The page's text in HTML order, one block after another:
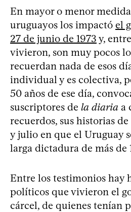
En mayor o menor
uruguayos los impactó el
27 de junio de 1973 y,
vivieron, son muy pocos
recuerdan nada de esos
individual y es colectiva,
50 años de ese día,
suscriptores de la diaria a
recuerdos, sus historias
y julio en que el Uruguay
larga dictadura de más de
Entre los testimonios hay
políticos que vivieron el
cárcel, de quienes tenían